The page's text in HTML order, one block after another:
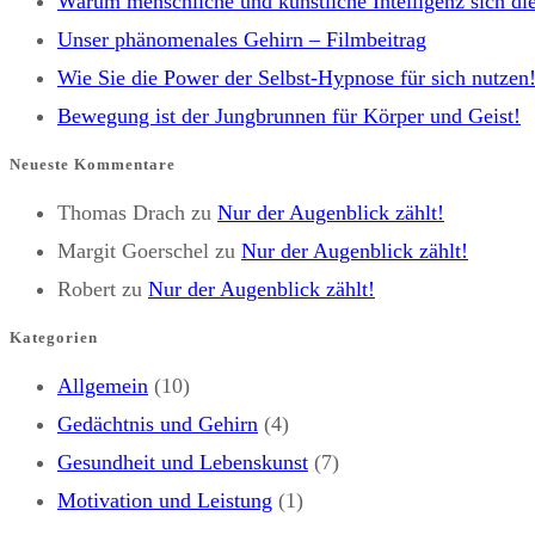
Unser phänomenales Gehirn – Filmbeitrag
Wie Sie die Power der Selbst-Hypnose für sich nutzen!
Bewegung ist der Jungbrunnen für Körper und Geist!
Neueste Kommentare
Thomas Drach zu Nur der Augenblick zählt!
Margit Goerschel zu Nur der Augenblick zählt!
Robert zu Nur der Augenblick zählt!
Kategorien
Allgemein (10)
Gedächtnis und Gehirn (4)
Gesundheit und Lebenskunst (7)
Motivation und Leistung (1)